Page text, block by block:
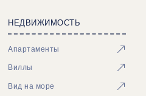
НЕДВИЖИМОСТЬ
Апартаменты
Виллы
Вид на море